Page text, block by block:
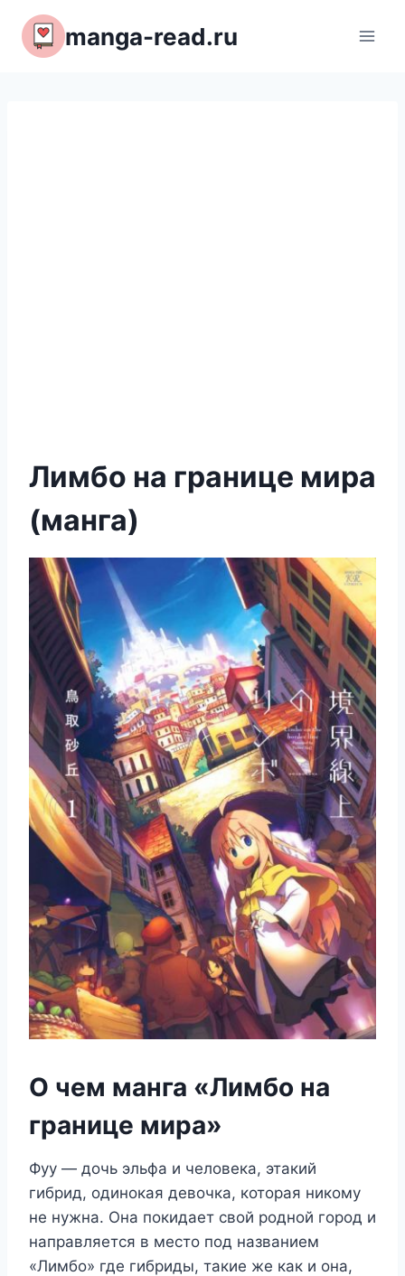
Перейти
содержимому
manga-read.ru
Лимбо на границе мира
(манга)
О чем манга «Лимбо на
границе мира»
Фуу — дочь эльфа и человека, этакий
гибрид, одинокая девочка, которая никому
не нужна. Она покидает свой родной город и
направляется в место под названием
«Лимбо» где гибриды, такие же как и она,